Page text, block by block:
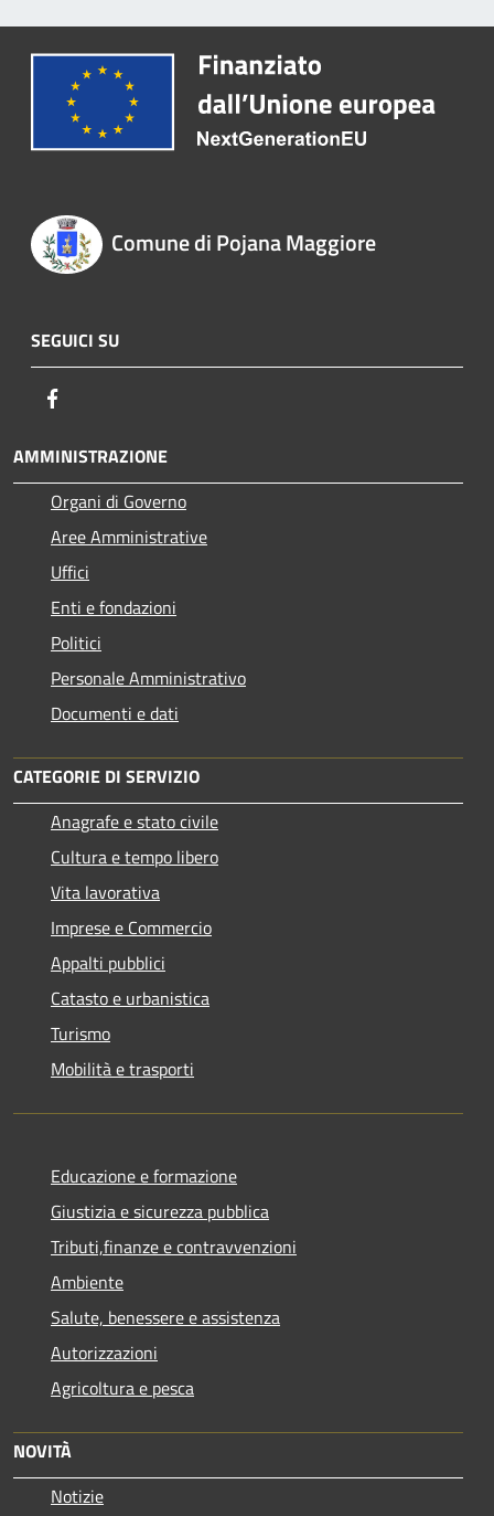
Comune di Pojana Maggiore
SEGUICI SU
AMMINISTRAZIONE
Organi di Governo
Aree Amministrative
Uffici
Enti e fondazioni
Politici
Personale Amministrativo
Documenti e dati
CATEGORIE DI SERVIZIO
Anagrafe e stato civile
Cultura e tempo libero
Vita lavorativa
Imprese e Commercio
Appalti pubblici
Catasto e urbanistica
Turismo
Mobilità e trasporti
Educazione e formazione
Giustizia e sicurezza pubblica
Tributi,finanze e contravvenzioni
Ambiente
Salute, benessere e assistenza
Autorizzazioni
Agricoltura e pesca
NOVITÀ
Notizie